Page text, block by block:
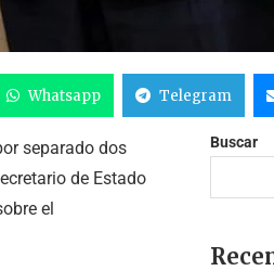
Whatsapp Telegram
separado dos
de Estado
el
Buscar